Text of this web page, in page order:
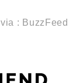
via : BuzzFeed